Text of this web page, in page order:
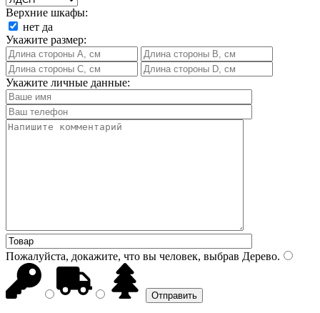
Верхние шкафы:
нет да
Укажите размер:
Укажите личные данные:
Пожалуйста, докажите, что вы человек, выбрав Дерево.